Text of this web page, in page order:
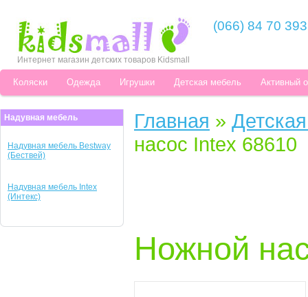
Интернет магазин детских товаров Kidsmall
(066) 84 70 393
Коляски Одежда Игрушки Детская мебель Активный
Надувная мебель
Надувная мебель Bestway
(Бествей)
Надувная мебель Intex
(Интекс)
Главная »
насос Intex 68610
Ножной